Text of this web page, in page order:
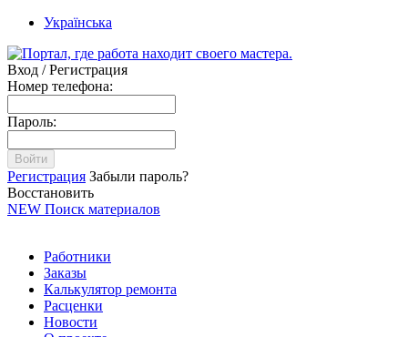
Українська
Вход / Регистрация
Номер телефона:
Пароль:
Войти
Регистрация Забыли пароль?
Восстановить
NEW Поиск материалов
Работники
Заказы
Калькулятор ремонта
Расценки
Новости